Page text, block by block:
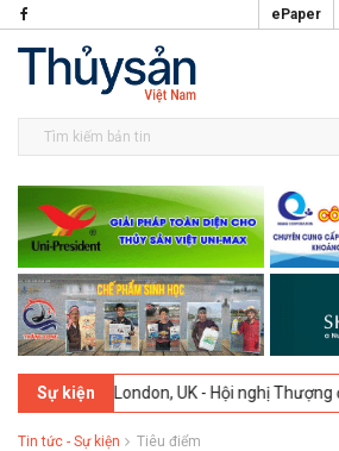
ePaper
Sự kiện
London, UK - Hội nghị Thượng đỉnh
Tin tức - Sự kiện Tiêu điểm